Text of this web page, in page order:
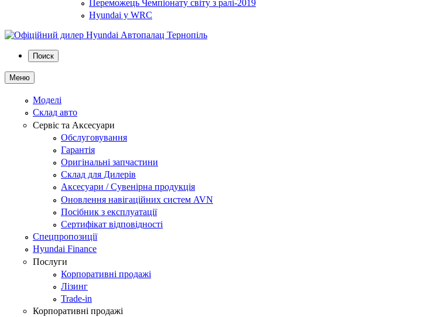
Переможець Чемпіонату світу з ралі-2019
Hyundai у WRC
Поиск
Меню
Моделі
Склад авто
Сервіс та Аксесуари
Обслуговування
Гарантія
Оригінальні запчастини
Склад для Дилерів
Аксесуари / Сувенірна продукція
Оновлення навігаційних систем AVN
Посібник з експлуатації
Сертифікат відповідності
Спецпропозиції
Hyundai Finance
Послуги
Корпоративні продажі
Лізинг
Trade-in
Корпоративні продажі